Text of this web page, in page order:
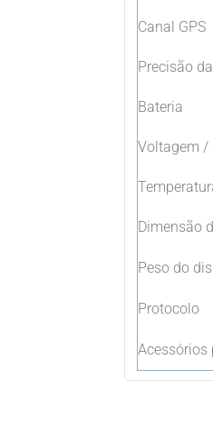
Canal GPS
Precisão
Bateria
Voltagem /
Dimensão
Peso do
Protocolo
Acessórios